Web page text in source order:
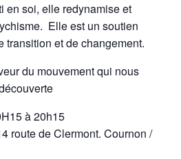
en soi, elle redynamise et
Elle est un soutien
transition et de changement.
du mouvement qui nous
à 20h15
route de Clermont. Cournon /